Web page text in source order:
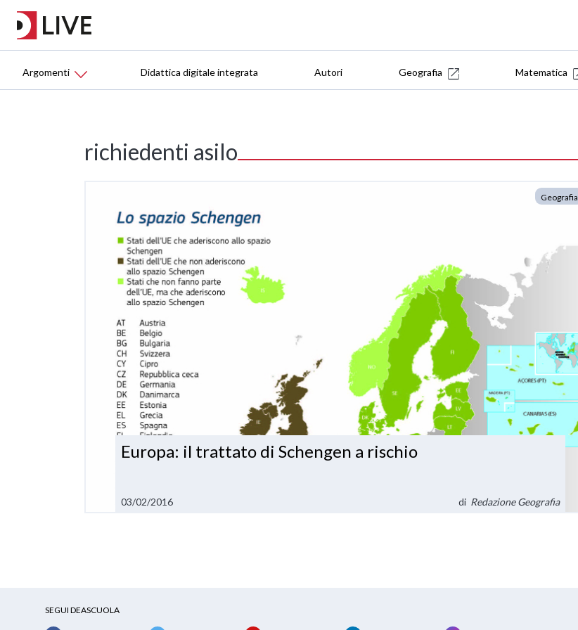
Argomenti Didattica digitale integrata Autori Geografia Matematica
richiedenti asilo
Geografia
Europa: il trattato di Schengen a rischio
03/02/2016 di Redazione Geografia
SEGUI DEASCUOLA